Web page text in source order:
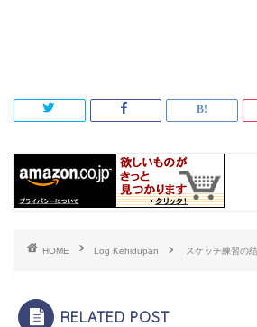
HOME Log Kehidupan スケッチ練習の
RELATED POST